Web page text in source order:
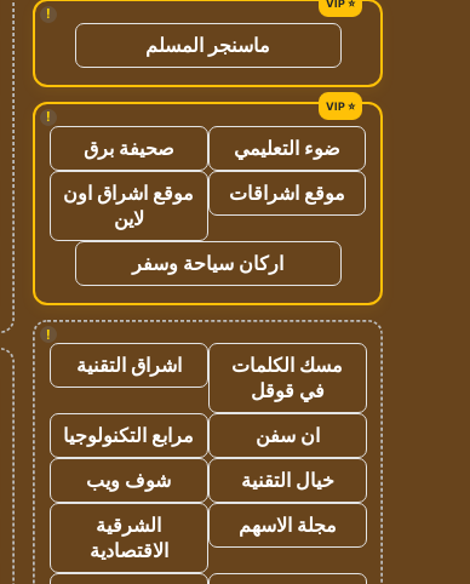
!
ماسنجر المسلم
!
ضوء التعليمي
صحيفة برق
موقع اشراقات
موقع اشراق اون
لاين
اركان سياحة وسفر
!
مسك الكلمات
في قوقل
اشراق التقنية
ان سفن
مرابع التكنولوجيا
خيال التقنية
شوف ويب
مجلة الاسهم
الشرقية
الاقتصادية